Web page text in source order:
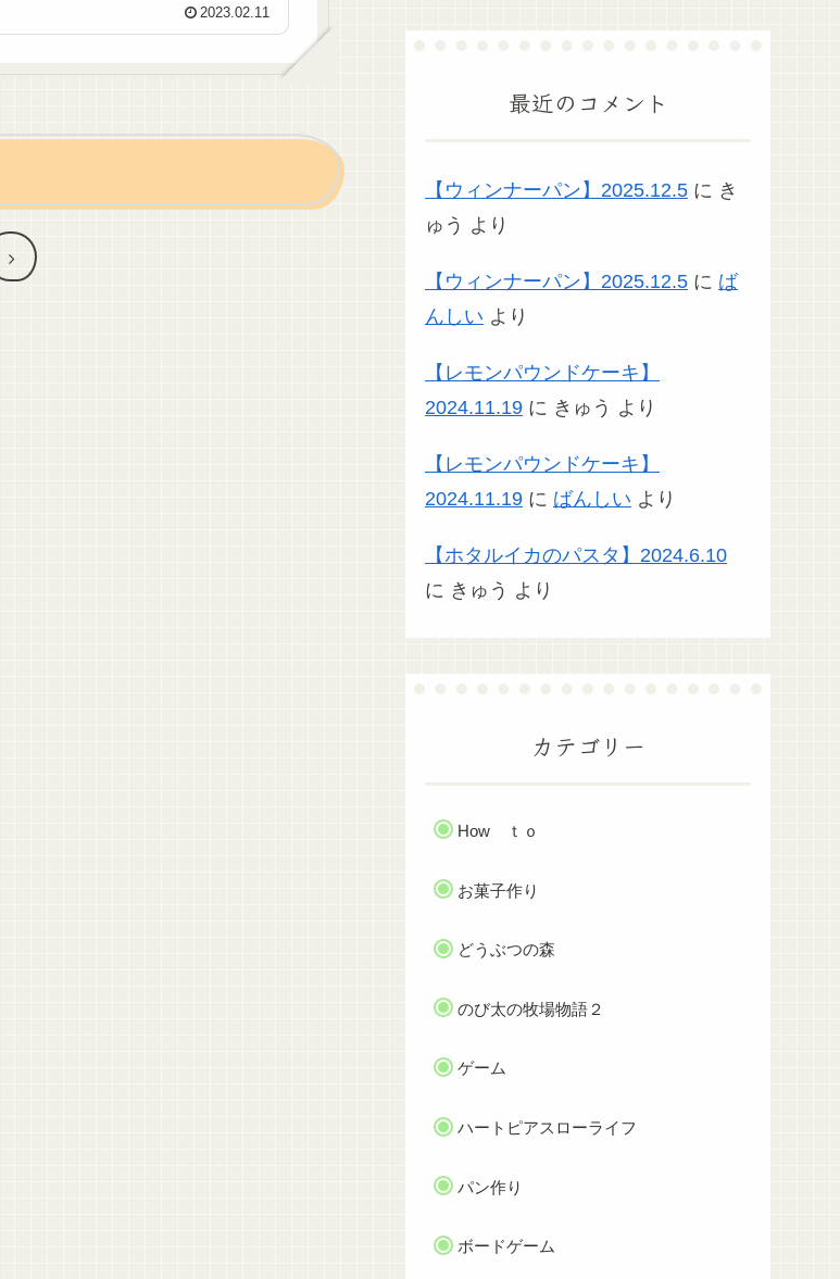
2023.02.11
次
最近のコメント
【ウィンナーパン】2025.12.5 に き
ゅう より
【ウィンナーパン】2025.12.5 に ば
んしい より
【レモンパウンドケーキ】
2024.11.19 に きゅう より
【レモンパウンドケーキ】
2024.11.19 に ばんしい より
【ホタルイカのパスタ】2024.6.10
に きゅう より
カテゴリー
How ｔｏ
お菓子作り
どうぶつの森
のび太の牧場物語２
ゲーム
ハートピアスローライフ
パン作り
ボードゲーム